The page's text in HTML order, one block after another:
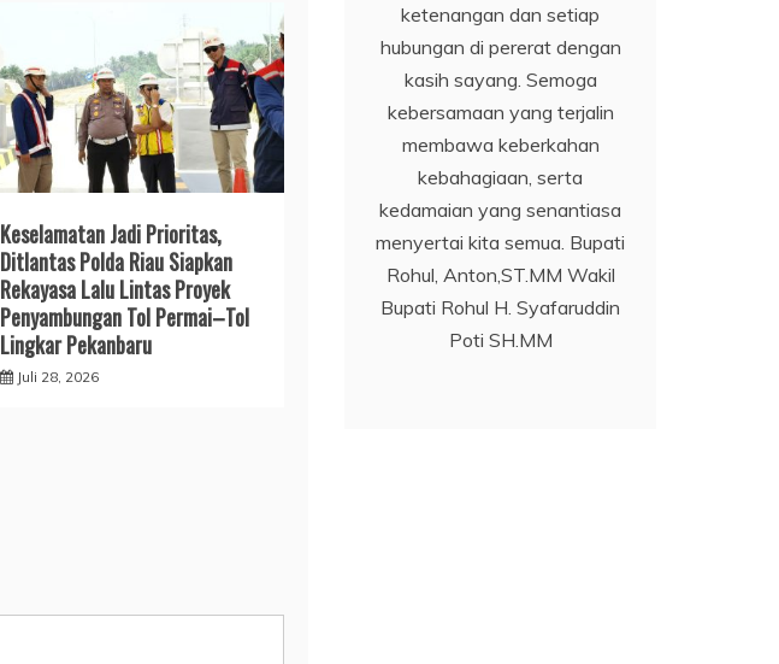
Keselamatan Jadi Prioritas,
Ditlantas Polda Riau Siapkan
Rekayasa Lalu Lintas Proyek
Penyambungan Tol Permai–Tol
Lingkar Pekanbaru
Juli 28, 2026
ketenangan dan setiap
hubungan di pererat dengan
kasih sayang. Semoga
kebersamaan yang terjalin
membawa keberkahan
kebahagiaan, serta
kedamaian yang senantiasa
menyertai kita semua. Bupati
Rohul, Anton,ST.MM Wakil
Bupati Rohul H. Syafaruddin
Poti SH.MM